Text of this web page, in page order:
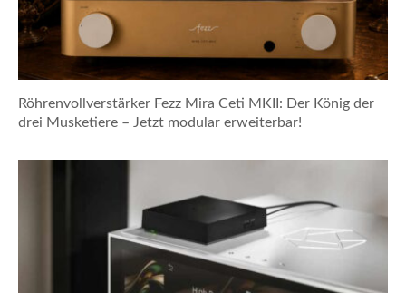
Röhrenvollverstärker Fezz Mira Ceti MKII: Der König der
drei Musketiere – Jetzt modular erweiterbar!